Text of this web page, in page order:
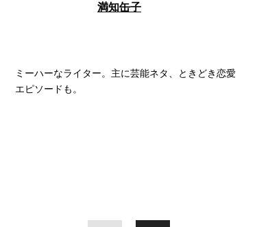
満知缶子
ミーハーなライター。主に芸能ネタ、ときどき恋愛
エピソードも。